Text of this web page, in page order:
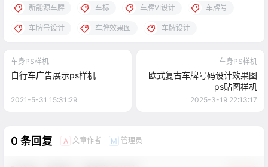
新能源车牌 车标 车牌VI设计 车牌号
车牌号设计 车牌效果图 车牌设计
车身PS样机
自行车广告展示ps样机
2021-5-31 15:31:29
车身PS样机
欧式复古车牌号码设计效果图
ps贴图样机
2025-3-19 22:13:17
0 条回复 A 文章作者 M 管理员